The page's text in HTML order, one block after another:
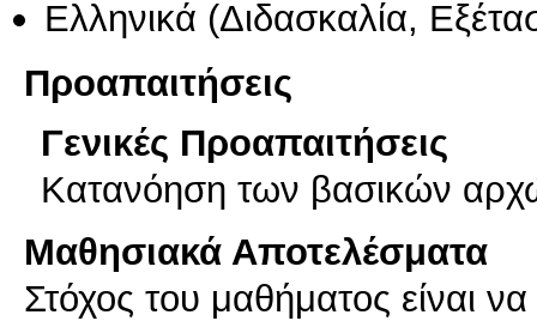
Ελληνικά (Διδασκαλία,
Προαπαιτήσεις
Γενικές Προαπαιτήσεις
Κατανόηση των βασικών
Μαθησιακά Αποτελέσματα
Στόχος του μαθήματος είναι